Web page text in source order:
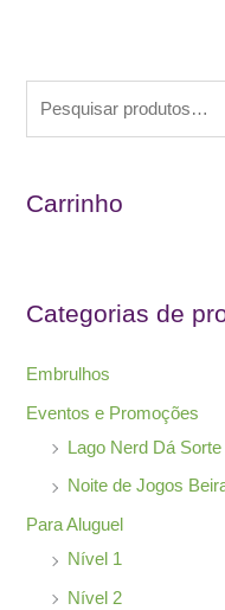
q
s
r
p
Carrinho
Categorias de
Embrulhos
Eventos e Promoções
Lago Nerd Dá Sorte
Noite de Jogos
Para Aluguel
Nível 1
Nível 2